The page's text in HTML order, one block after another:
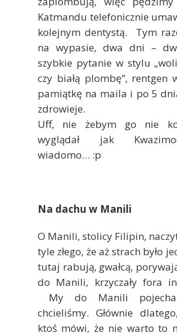
Katmandu telefonicznie
kolejnym dentystą. Tym
na wypasie, dwa dni –
szybkie pytanie w stylu
czy białą plombę”, rentgen
pamiątkę na maila i po 5
zdrowieje.
Uff, nie żebym go nie
wyglądał jak
wiadomo… :p
Na dachu w Manili
O Manili, stolicy Filipin,
tyle złego, że aż strach było
tutaj rabują, gwałcą,
do Manili, krzyczały fora
My do Manili
chcieliśmy. Głównie
ktoś mówi, że nie warto to